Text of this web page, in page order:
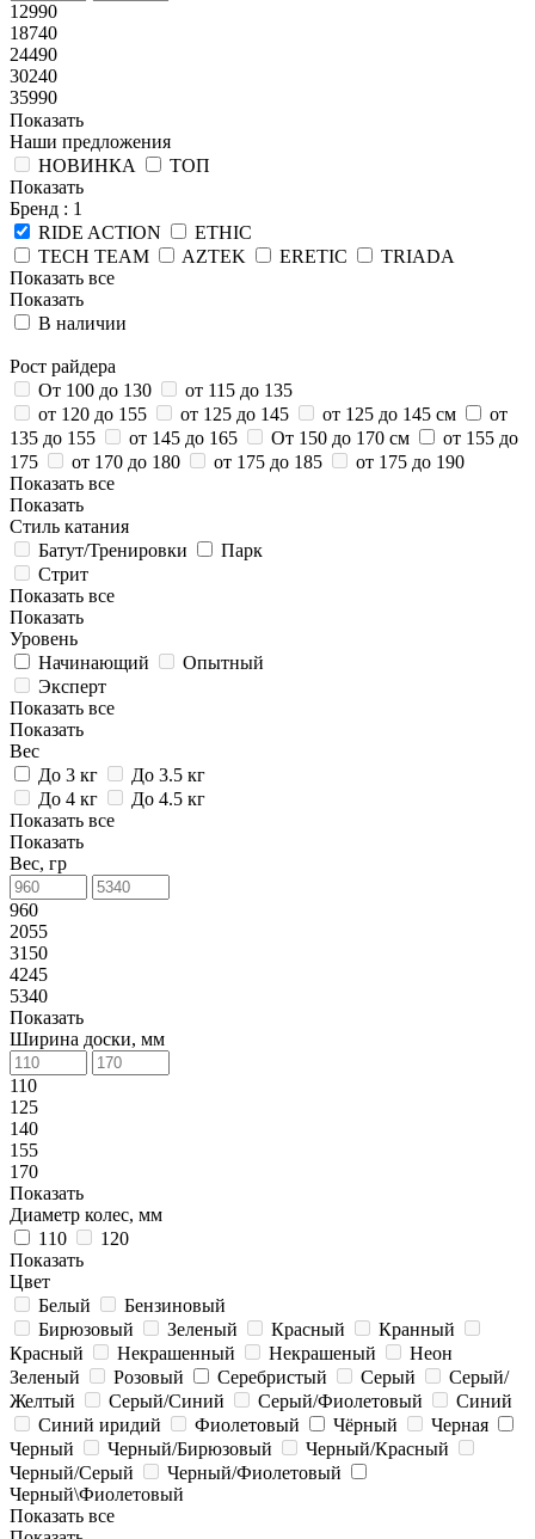
12990
18740
24490
30240
35990
Показать
Наши предложения
НОВИНКА
ТОП
Показать
Бренд : 1
RIDE ACTION
ETHIC
TECH TEAM
AZTEK ERETIC
TRIADA
Показать все
Показать
В наличии
Рост райдера
От 100 до 130
от 115 до 135
от 120 до 155
от 125 до 145 от 125 до 145 см
от
135 до 155
от 145 до 165 От 150 до 170 см
от 155 до
175
от 170 до 180 от 175 до 185
от 175 до 190
Показать все
Показать
Стиль катания
Батут/Тренировки
Парк
Стрит
Показать все
Показать
Уровень
Начинающий
Опытный
Эксперт
Показать все
Показать
Вес
До 3 кг
До 3.5 кг
До 4 кг
До 4.5 кг
Показать все
Показать
Вес, гр
960
2055
3150
4245
5340
Показать
Ширина доски, мм
110
125
140
155
170
Показать
Диаметр колес, мм
110
120
Показать
Цвет
Белый
Бензиновый
Бирюзовый
Зеленый Краcный
Кранный
Красный
Некрашенный Некрашеный
Неон
Зеленый
Розовый Серебристый Серый
Серый/
Желтый
Серый/Синий Серый/Фиолетовый
Синий
Синий иридий
Фиолетовый Чёрный
Черная
Черный
Черный/Бирюзовый
Черный/Красный
Черный/Серый
Черный/Фиолетовый
Черный\Фиолетовый
Показать все